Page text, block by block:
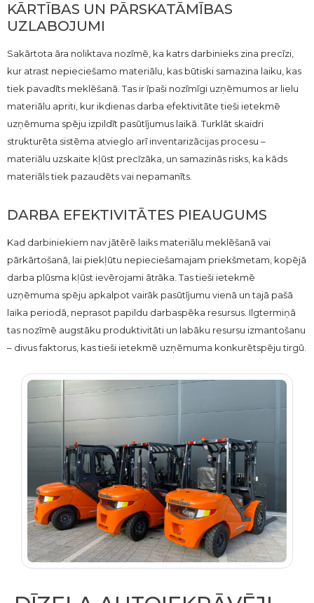
KĀRTĪBAS UN PĀRSKATĀMĪBAS
UZLABOJUMI
Sakārtota āra noliktava nozīmē, ka katrs darbinieks zina precīzi,
kur atrast nepieciešamo materiālu, kas būtiski samazina laiku, kas
tiek pavadīts meklēšanā. Tas ir īpaši nozīmīgi uzņēmumos ar lielu
materiālu apriti, kur ikdienas darba efektivitāte tieši ietekmē
uzņēmuma spēju izpildīt pasūtījumus laikā. Turklāt skaidri
strukturēta sistēma atvieglo arī inventarizācijas procesu –
materiālu uzskaite kļūst precīzāka, un samazinās risks, ka kāds
materiāls tiek pazaudēts vai nepamanīts.
DARBA EFEKTIVITĀTES PIEAUGUMS
Kad darbiniekiem nav jātērē laiks materiālu meklēšanā vai
pārkārtošanā, lai piekļūtu nepieciešamajam priekšmetam, kopējā
darba plūsma kļūst ievērojami ātrāka. Tas tieši ietekmē
uzņēmuma spēju apkalpot vairāk pasūtījumu vienā un tajā pašā
laika periodā, neprasot papildu darbaspēka resursus. Ilgtermiņā
tas nozīmē augstāku produktivitāti un labāku resursu izmantošanu
– divus faktorus, kas tieši ietekmē uzņēmuma konkurētspēju tirgū.